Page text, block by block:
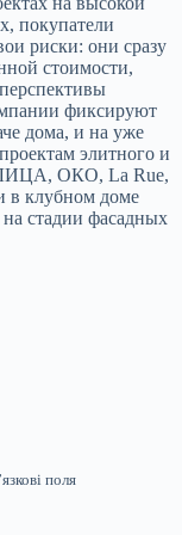
покупатели
риски: они сразу
стоимости,
фиксируют
дома, и на уже
элитного и
ЛИЦА, ОКО, La Rue,
в клубном доме
стадии фасадных
поля